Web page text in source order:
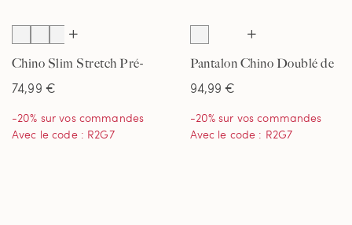
Chino Slim Stretch Pré-
74,99 €
-20% sur vos commandes
Avec le code : R2G7
Pantalon Chino Doublé de
Homme
94,99 €
-20% sur vos commandes
Avec le code : R2G7